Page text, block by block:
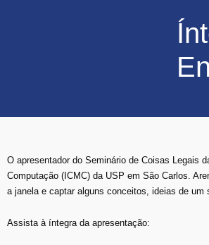
O apresentador do Seminário de Coisas Legais
Computação (ICMC) da USP em São Carlos.
a janela e captar alguns conceitos, ideias de um
Assista à íntegra da apresentação: